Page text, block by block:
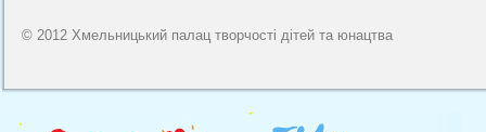
© 2012 Хмельницький палац творчості дітей та юнацтва